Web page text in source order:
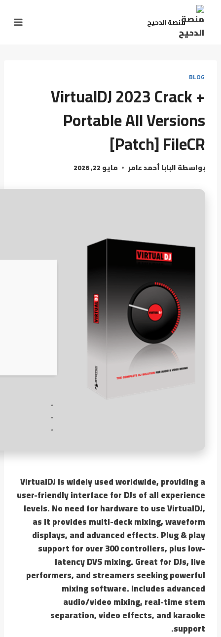
منصة الدحيح
BLOG
VirtualDJ 2023 Crack +
Portable All Versions
[Patch] FileCR
بواسطةالبابا أحمد عامر مايو 22, 2026
VirtualDJ is widely used worldwide, providing a
user-friendly interface for DJs of all experience
levels. No need for hardware to use VirtualDJ,
as it provides multi-deck mixing, waveform
displays, and advanced effects. Plug & play
support for over 300 controllers, plus low-
latency DVS mixing. Great for DJs, live
performers, and streamers seeking powerful
mixing software. Includes advanced
audio/video mixing, real-time stem
separation, video effects, and karaoke
support.